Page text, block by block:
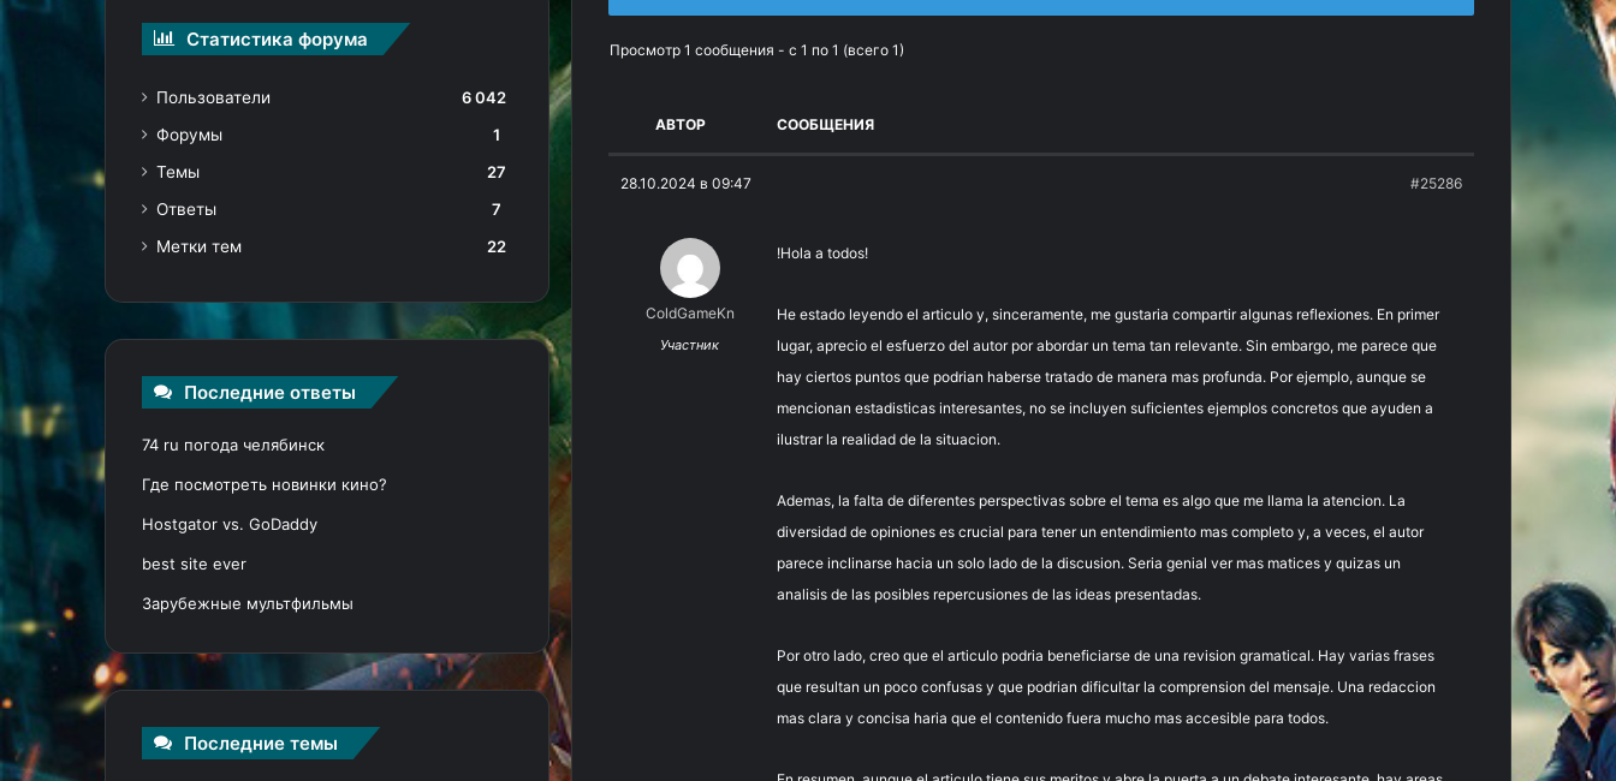
Просмотр 1 сообщения - с 1 по 1 (всего 1)
АВТОР СООБЩЕНИЯ
28.10.2024 в 09:47 #25286
ColdGameKn
Участник
!Hola a todos!
He estado leyendo el articulo y, sinceramente, me gustaria compartir algunas reflexiones. En primer
lugar, aprecio el esfuerzo del autor por abordar un tema tan relevante. Sin embargo, me parece que
hay ciertos puntos que podrian haberse tratado de manera mas profunda. Por ejemplo, aunque se
mencionan estadisticas interesantes, no se incluyen suficientes ejemplos concretos que ayuden a
ilustrar la realidad de la situacion.
Ademas, la falta de diferentes perspectivas sobre el tema es algo que me llama la atencion. La
diversidad de opiniones es crucial para tener un entendimiento mas completo y, a veces, el autor
parece inclinarse hacia un solo lado de la discusion. Seria genial ver mas matices y quizas un
analisis de las posibles repercusiones de las ideas presentadas.
Por otro lado, creo que el articulo podria beneficiarse de una revision gramatical. Hay varias frases
que resultan un poco confusas y que podrian dificultar la comprension del mensaje. Una redaccion
mas clara y concisa haria que el contenido fuera mucho mas accesible para todos.
Статистика форума
Пользователи
6 042
Форумы
1
Темы
27
Ответы
7
Метки тем
22
Последние ответы
74 ru погода челябинск
Где посмотреть новинки кино?
Hostgator vs. GoDaddy
best site ever
Зарубежные мультфильмы
Последние темы